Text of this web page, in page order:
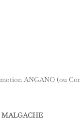
ANGANO (ou